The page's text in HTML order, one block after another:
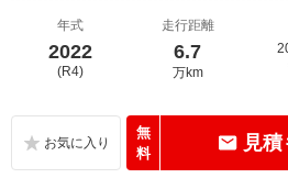
年式
2022
(R4)
走行距離
6.7
万km
無
料
見